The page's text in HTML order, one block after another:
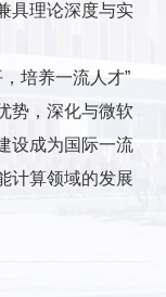
具理论深度与实
培养一流人才”
势，深化与微软
设成为国际一流
计算领域的发展